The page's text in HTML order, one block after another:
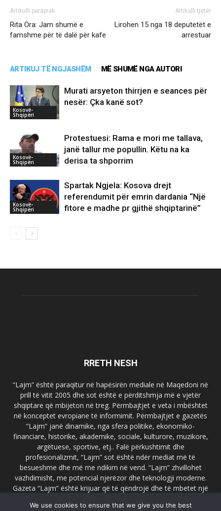
Artikulli paraprak
Rita Ora: Jam shumë e
famshme për të dalë për kafe
Artikulli tjetër
Lirohen 15 nga 18 deputetët e
arrestuar
ARTIKUJ TË NGJASHËM MË SHUMË NGA AUTORI
Kosovë-
Shqipëri
Murati arsyeton thirrjen e seances për
nesër: Çka kanë sot?
Kosovë-
Shqipëri
Protestuesi: Rama e mori me tallava,
janë tallur me popullin. Këtu na ka
derisa ta shporrim
Kosovë-
Shqipëri
Spartak Ngjela: Kosova drejt
referendumit për emrin dardania “Një
fitore e madhe pr gjithë shqiptarinë”
RRETH NESH
“Lajm” është paraqitur në hapësirën mediale në Maqedoni në
prill të vitit 2005 dhe sot është e përditshmja më e vjetër
shqiptare që mbijeton në treg. Përmbajtjet e veta i mbështet
në konceptet evropiane të informimit. Përmbajtjet e gazetës
“Lajm” janë dinamike, nga sfera politike, ekonomiko-
financiare, historike, akademike, sociale, kulturore, muzikore,
argëtuese, sportive, etj.. Falë përkushtimit dhe
profesionalizmit, “Lajm” sot është ndër mediat më të
besueshme dhe më me ndikim në vend. “Lajm” zhvillohet
vazhdimisht, me potencial njerëzor dhe teknologji moderne.
Gazeta “Lajm” është krijuar që të qëndrojë dhe të mbetet një
faqja zyrtare e gazetës “Lajm”, www.lajmpress.org është një
We use cookies to ensure that we give you the best